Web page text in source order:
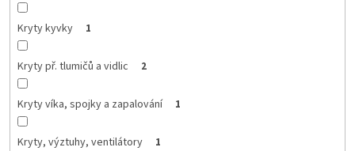
Kryty kyvky 1
Kryty př. tlumičů a vidlic 2
Kryty víka, spojky a zapalování 1
Kryty, výztuhy, ventilátory 1